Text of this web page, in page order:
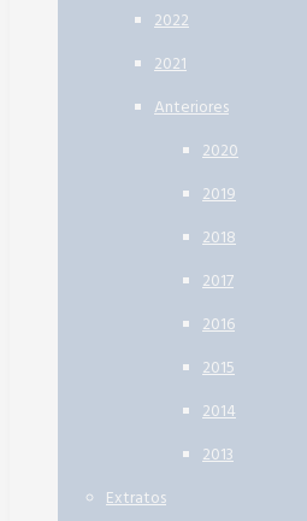
2022
2021
Anteriores
2020
2019
2018
2017
2016
2015
2014
2013
Extratos